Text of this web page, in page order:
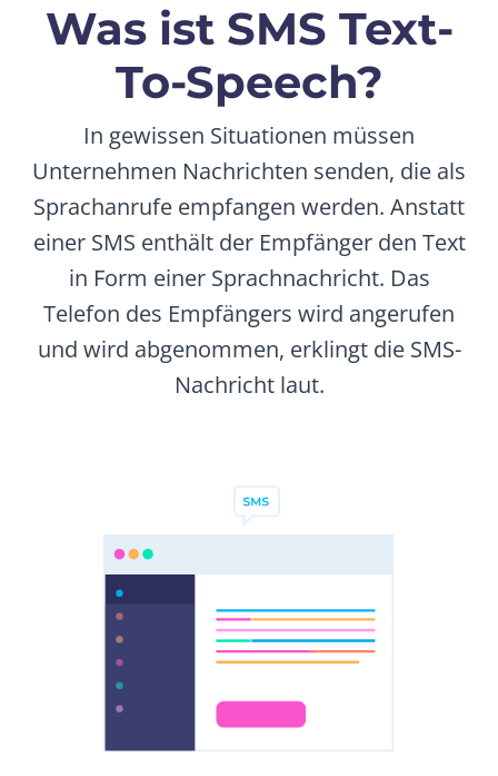
Was ist SMS Text-
To-Speech?
In gewissen Situationen müssen
Unternehmen Nachrichten senden, die als
Sprachanrufe empfangen werden. Anstatt
einer SMS enthält der Empfänger den Text
in Form einer Sprachnachricht. Das
Telefon des Empfängers wird angerufen
und wird abgenommen, erklingt die SMS-
Nachricht laut.